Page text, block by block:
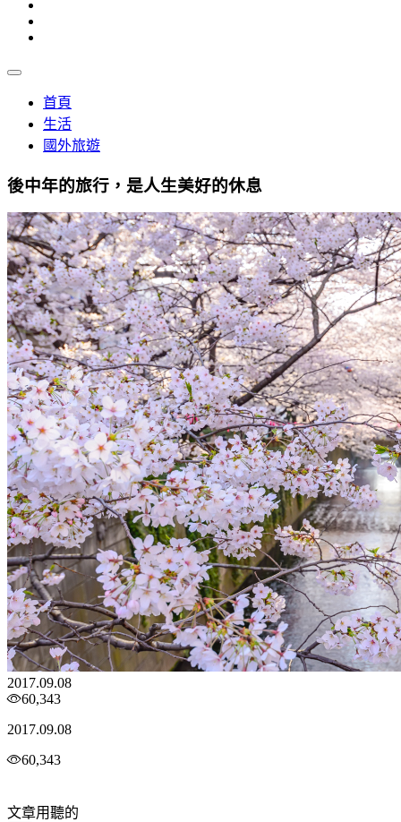
首頁
生活
國外旅遊
後中年的旅行，是人生美好的休息
2017.09.08
60,343
2017.09.08
60,343
文章用聽的